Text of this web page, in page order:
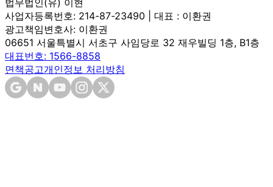
사업자등록번호: 214-87-23490 | 대표 : 이환권
광고책임변호사: 이환권
06651 서울특별시 서초구 사임당로 32 재우빌딩 1층, B1층
대표번호: 1566-8858
면책공고개인정보 처리방침